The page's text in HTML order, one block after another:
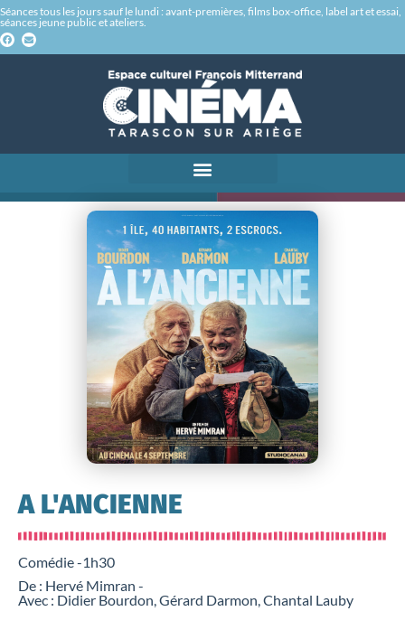
Séances tous les jours sauf le lundi : avant-premières, films box-office, label art et essai,
séances jeune public et ateliers.
A L'ANCIENNE
Comédie -1h30
De : Hervé Mimran -
Avec : Didier Bourdon, Gérard Darmon, Chantal Lauby